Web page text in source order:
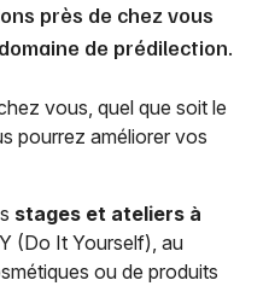
près de chez vous
de prédilection.
vous, quel que soit le
pourrez améliorer vos
stages et ateliers à
(Do It Yourself), au
ou de produits